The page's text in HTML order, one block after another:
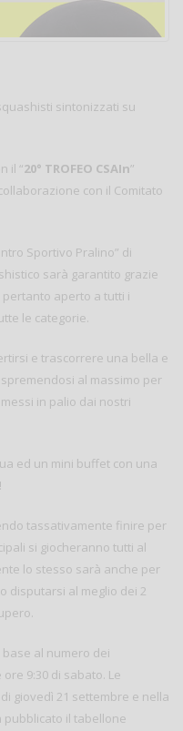
sintonizzati su
il “20° TROFEO CSAIn”
con il Comitato
Sportivo Pralino” di
sarà garantito grazie
aperto a tutti i
le categorie.
e trascorrere una bella e
al massimo per
in palio dai nostri
ed un mini buffet con una
tassativamente finire per
si giocheranno tutti al
lo stesso sarà anche per
disputarsi al meglio dei 2
base al numero dei
9:30 di sabato. Le
giovedì 21 settembre e nella
pubblicato il tabellone